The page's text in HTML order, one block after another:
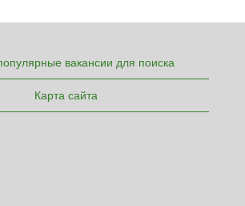
вакансии для поиска
Карта сайта